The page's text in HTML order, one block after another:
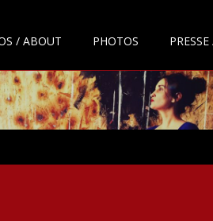
/ ABOUT PHOTOS